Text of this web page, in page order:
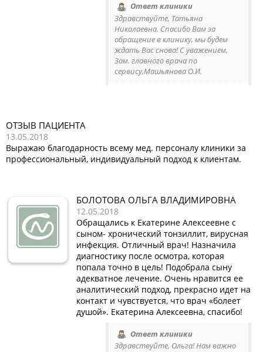
Ответ клиники
Здравствуйте, Татьяна
Николаевна. Спасибо Вам за
обращение в клинику, мы будем
ждать Вас снова! С уважением,
Зам. главного врача по
сервису,Машьянова О.И.
ОТЗЫВ ПАЦИЕНТА
13.05.2018
Выражаю благодарность всему мед. персоналу клиники за
профессиональный, индивидуальный подход к клиентам.
БОЛОТОВА ОЛЬГА ВЛАДИМИРОВНА
12.05.2018
Обращались к Екатерине Алексеевне с
сыном- хронический тонзиллит, вирусная
инфекция. Отличный врач! Назначила
диагностику после осмотра, которая
попала точно в цель! Подобрала сыну
адекватное лечение. Очень нравится ее
аналитический подход, прекрасно идет на
контакт и чувствуется, что врач «болеет
душой». Екатерина Алексеевна, спасибо!
Ответ клиники
Здравствуйте, Ольга! Нам важно